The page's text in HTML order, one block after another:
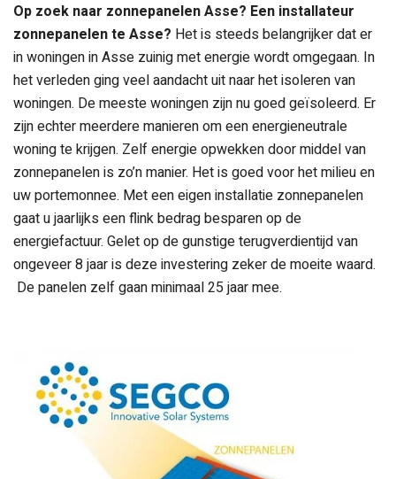
Op zoek naar zonnepanelen Asse? Een installateur
zonnepanelen te Asse? Het is steeds belangrijker dat er
in woningen in Asse zuinig met energie wordt omgegaan. In
het verleden ging veel aandacht uit naar het isoleren van
woningen. De meeste woningen zijn nu goed geïsoleerd. Er
zijn echter meerdere manieren om een energieneutrale
woning te krijgen. Zelf energie opwekken door middel van
zonnepanelen is zo’n manier. Het is goed voor het milieu en
uw portemonnee. Met een eigen installatie zonnepanelen
gaat u jaarlijks een flink bedrag besparen op de
energiefactuur. Gelet op de gunstige terugverdientijd van
ongeveer 8 jaar is deze investering zeker de moeite waard.
De panelen zelf gaan minimaal 25 jaar mee.